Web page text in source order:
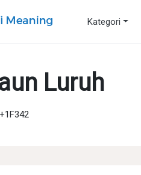
Kategori
Luruh